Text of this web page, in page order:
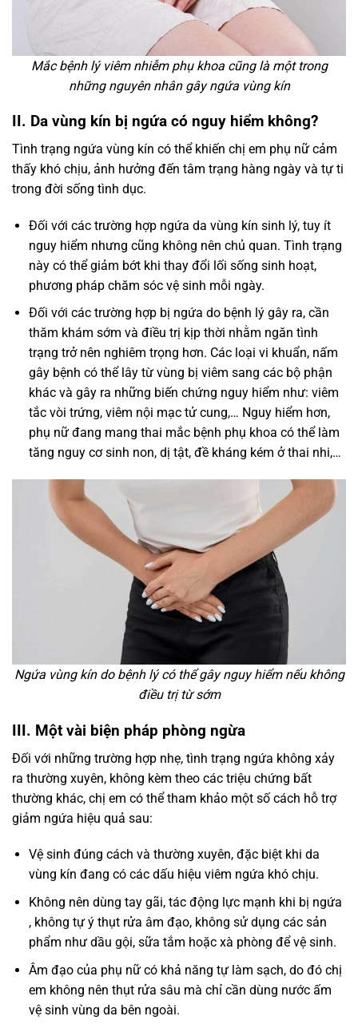
Mắc bệnh lý viêm nhiễm phụ khoa cũng là một trong
những nguyên nhân gây ngứa vùng kín
II. Da vùng kín bị ngứa có nguy hiểm không?
Tình trạng ngứa vùng kín có thể khiến chị em phụ nữ cảm
thấy khó chịu, ảnh hưởng đến tâm trạng hàng ngày và tự ti
trong đời sống tình dục.
Đối với các trường hợp ngứa da vùng kín sinh lý, tuy ít
nguy hiểm nhưng cũng không nên chủ quan. Tình trạng
này có thể giảm bớt khi thay đổi lối sống sinh hoạt,
phương pháp chăm sóc vệ sinh mỗi ngày.
Đối với các trường hợp bị ngứa do bệnh lý gây ra, cần
thăm khám sớm và điều trị kịp thời nhằm ngăn tình
trạng trở nên nghiêm trọng hơn. Các loại vi khuẩn, nấm
gây bệnh có thể lây từ vùng bị viêm sang các bộ phận
khác và gây ra những biến chứng nguy hiểm như: viêm
tắc vòi trứng, viêm nội mạc tử cung,… Nguy hiểm hơn,
phụ nữ đang mang thai mắc bệnh phụ khoa có thể làm
tăng nguy cơ sinh non, dị tật, đề kháng kém ở thai nhi,…
Ngứa vùng kín do bệnh lý có thể gây nguy hiểm nếu không
điều trị từ sớm
III. Một vài biện pháp phòng ngừa
Đối với những trường hợp nhẹ, tình trạng ngứa không xảy
ra thường xuyên, không kèm theo các triệu chứng bất
thường khác, chị em có thể tham khảo một số cách hỗ trợ
giảm ngứa hiệu quả sau:
Vệ sinh đúng cách và thường xuyên, đặc biệt khi da
vùng kín đang có các dấu hiệu viêm ngứa khó chịu.
Không nên dùng tay gãi, tác động lực mạnh khi bị ngứa
, không tự ý thụt rửa âm đạo, không sử dụng các sản
phẩm như dầu gội, sữa tắm hoặc xà phòng để vệ sinh.
Âm đạo của phụ nữ có khả năng tự làm sạch, do đó chị
em không nên thụt rửa sâu mà chỉ cần dùng nước ấm
vệ sinh vùng da bên ngoài.